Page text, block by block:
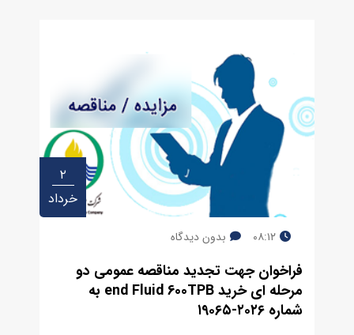
۲
خرداد
۰۸:۱۲ بدون دیدگاه
فراخوان جهت تجدید مناقصه عمومی دو
مرحله ای خرید end Fluid 600TPB به
شماره ٢٠٢۶-١۹٠۶٥